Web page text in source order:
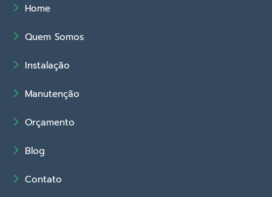
Home
Quem Somos
Instalação
Manutenção
Orçamento
Blog
Contato